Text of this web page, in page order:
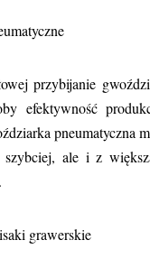
przybijanie
efektywność
pneumatyczna
ale i z
grawerskie